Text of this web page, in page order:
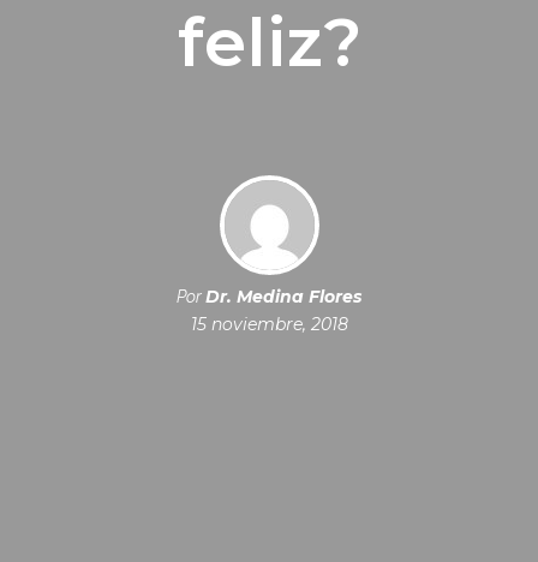
feliz?
PorDr. Medina Flores
15 noviembre, 2018